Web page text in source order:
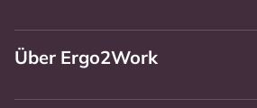
Über Ergo2Work